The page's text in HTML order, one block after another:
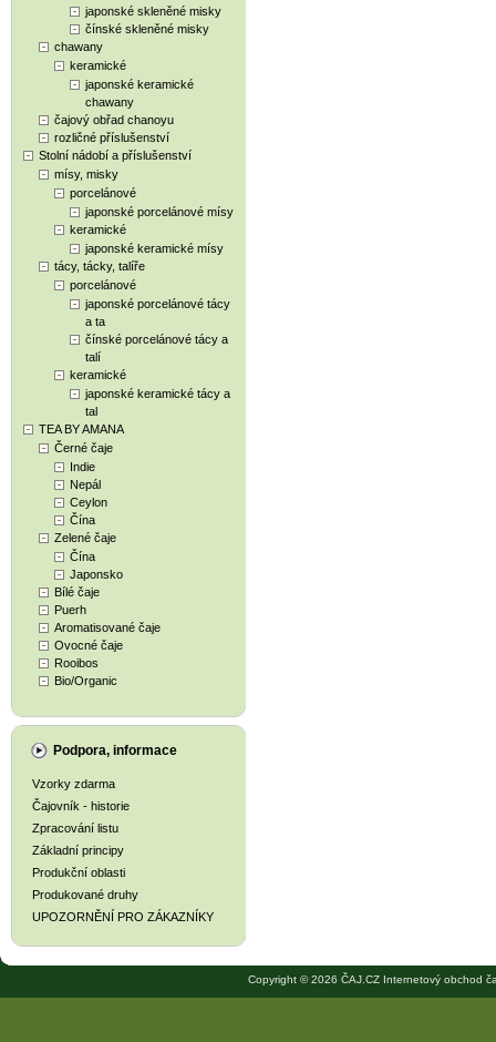
japonské skleněné misky
čínské skleněné misky
chawany
keramické
japonské keramické
chawany
čajový obřad chanoyu
rozličné příslušenství
Stolní nádobí a příslušenství
mísy, misky
porcelánové
japonské porcelánové mísy
keramické
japonské keramické mísy
tácy, tácky, talíře
porcelánové
japonské porcelánové tácy
a ta
čínské porcelánové tácy a
talí
keramické
japonské keramické tácy a
tal
TEA BY AMANA
Černé čaje
Indie
Nepál
Ceylon
Čína
Zelené čaje
Čína
Japonsko
Bílé čaje
Puerh
Aromatisované čaje
Ovocné čaje
Rooibos
Bio/Organic
Podpora, informace
Vzorky zdarma
Čajovník - historie
Zpracování listu
Základní principy
Produkční oblasti
Produkované druhy
UPOZORNĚNÍ PRO ZÁKAZNÍKY
Copyright © 2026 ČAJ.CZ Internetový obchod